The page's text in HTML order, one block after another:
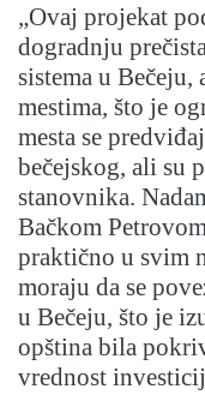
„Ovaj projekat
dogradnju
sistema u Bečeju,
mestima, što je
mesta se
bečejskog, ali su
stanovnika.
Bačkom
praktično u svim
moraju da se
u Bečeju, što je
opština bila
vrednost